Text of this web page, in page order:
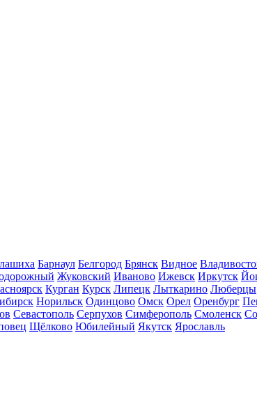
Барнаул Белгород Брянск Видное
Жуковский Иваново Ижевск Иркутск
Курган Курск Липецк Лыткарино Люберцы
Норильск Одинцово Омск Орел Оренбург
Севастополь Серпухов Симферополь Смоленск
Щёлково Юбилейный Якутск Ярославль